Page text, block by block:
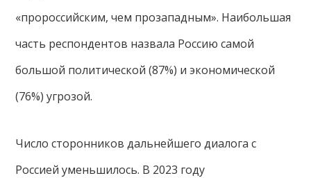
«пророссийским, чем прозападным». Наибольшая
часть респондентов назвала Россию самой
большой политической (87%) и экономической
(76%) угрозой.
Число сторонников дальнейшего диалога с
Россией уменьшилось. В 2023 году